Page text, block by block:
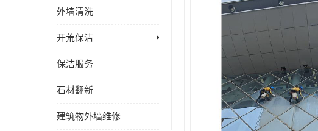
外墙清洗
开荒保洁
保洁服务
石材翻新
建筑物外墙维修